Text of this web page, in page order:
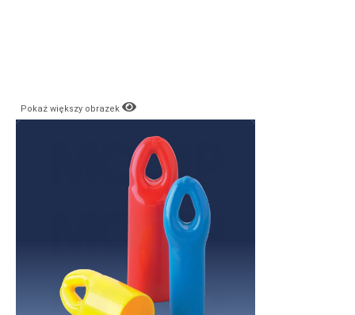
Pokaż większy obrazek